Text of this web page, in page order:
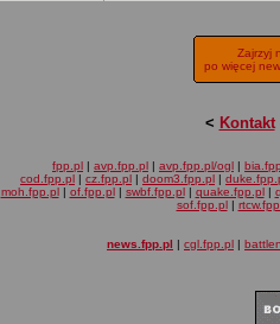
Zajrzyj
po więcej
< Kontakt
fpp.pl | avp.fpp.pl | avp.fpp.pl/ogl |
cod.fpp.pl | cz.fpp.pl | doom3.fpp.pl |
moh.fpp.pl| of.fpp.pl| swbf.fpp.pl| quake.fpp.pl|
sof.fpp.pl|
news.fpp.pl | cgl.fpp.pl |